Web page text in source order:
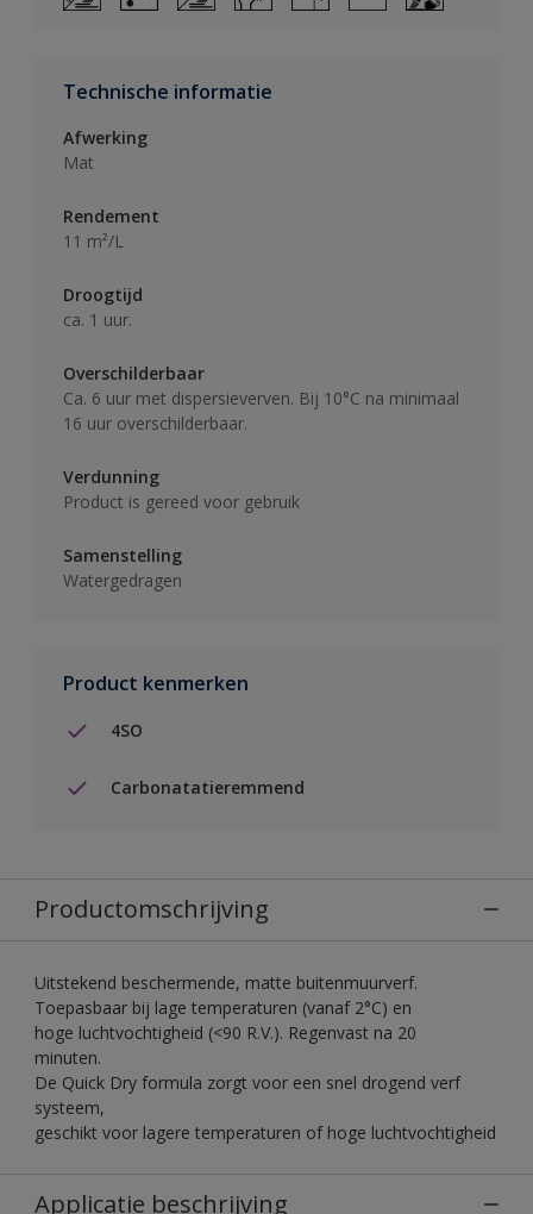
Technische informatie
Afwerking
Mat
Rendement
11 m²/L
Droogtijd
ca. 1 uur.
Overschilderbaar
Ca. 6 uur met dispersieverven. Bij 10°C na minimaal
16 uur overschilderbaar.
Verdunning
Product is gereed voor gebruik
Samenstelling
Watergedragen
Product kenmerken
4SO
Carbonatatieremmend
Productomschrijving
Uitstekend beschermende, matte buitenmuurverf.
Toepasbaar bij lage temperaturen (vanaf 2°C) en
hoge luchtvochtigheid (<90 R.V.). Regenvast na 20
minuten.
De Quick Dry formula zorgt voor een snel drogend verf
systeem,
geschikt voor lagere temperaturen of hoge luchtvochtigheid
Applicatie beschrijving